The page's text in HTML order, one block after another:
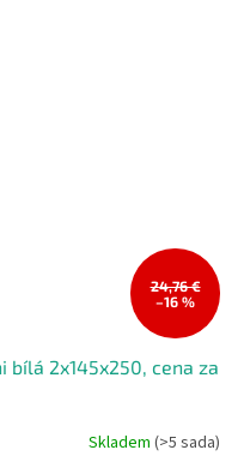
24,76 €
–16 %
bílá 2x145x250, cena za
Skladem (>5 sada)